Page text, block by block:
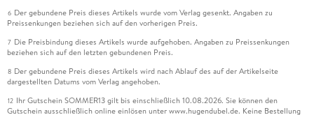
6 Der gebundene Preis dieses Artikels wurde vom Verlag gesenkt. Angaben zu
Preissenkungen beziehen sich auf den vorherigen Preis.
7 Die Preisbindung dieses Artikels wurde aufgehoben. Angaben zu Preissenkungen
beziehen sich auf den letzten gebundenen Preis.
8 Der gebundene Preis dieses Artikels wird nach Ablauf des auf der Artikelseite
dargestellten Datums vom Verlag angehoben.
12 Ihr Gutschein SOMMER13 gilt bis einschließlich 10.08.2026. Sie können den
Gutschein ausschließlich online einlösen unter www.hugendubel.de. Keine Bestellung